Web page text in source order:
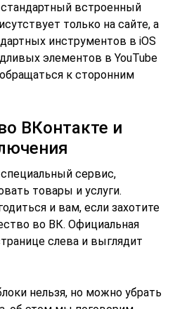
встроенный
только на сайте, а
инструментов в iOS
элементов в YouTube
к сторонним
ВКонтакте и
сервис,
товары и услуги.
и вам, если захотите
во ВК. Официальная
слева и выглядит
нельзя, но можно убрать